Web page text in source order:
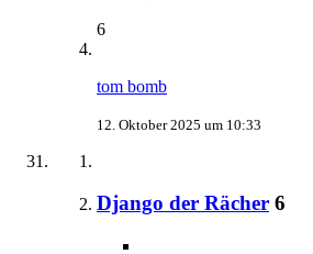
6
tom bomb
12. Oktober 2025 um 10:33
Django der Rächer 6